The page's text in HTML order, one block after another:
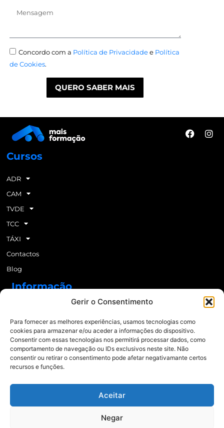
Gerir o Consentimento
Para fornecer as melhores experiências, usamos tecnologias como
cookies para armazenar e/ou aceder a informações do dispositivo.
Consentir com essas tecnologias nos permitirá processar dados, como
comportamento de navegação ou IDs exclusivos neste site. Não
consentir ou retirar o consentimento pode afetar negativamante certos
recursos e funções.
Aceitar
Negar
Concordo com a Política de Privacidadee Política
de Cookies.
QUERO SABER MAIS
Cursos
ADR
CAM
TVDE
TCC
TÁXI
Contactos
Blog
Informação
Preços ADR
Newsletter
© 2021 Mais Formação | Todos os direitos reservados.
Política de Cookies